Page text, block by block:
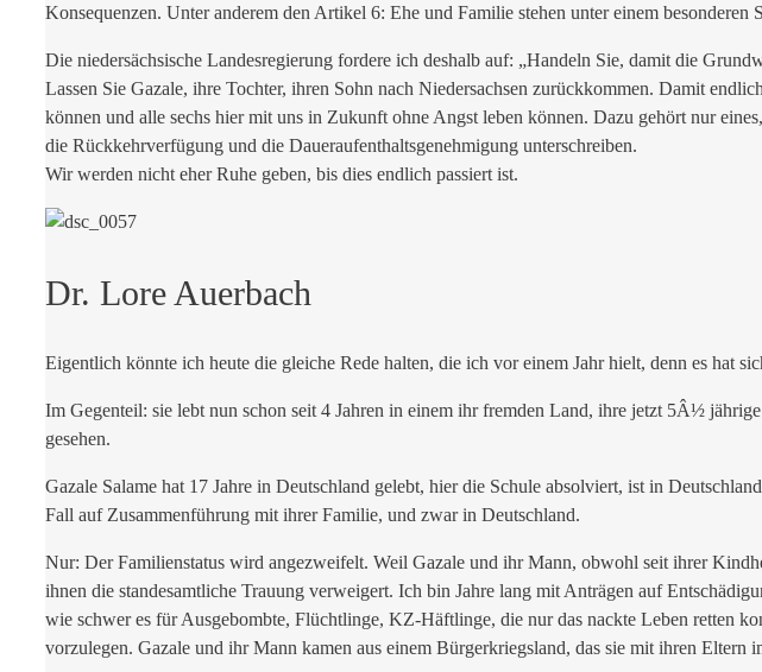
Konsequenzen. Unter anderem den Artikel 6: Ehe und Familie stehen unter einem
Die niedersächsische Landesregierung fordere ich deshalb auf: „Handeln Sie, damit die
Lassen Sie Gazale, ihre Tochter, ihren Sohn nach Niedersachsen zurückkommen. Damit
können und alle sechs hier mit uns in Zukunft ohne Angst leben können. Dazu gehört nur
die Rückkehrverfügung und die Daueraufenthaltsgenehmigung unterschreiben.
Wir werden nicht eher Ruhe geben, bis dies endlich passiert ist.
Dr. Lore Auerbach
Eigentlich könnte ich heute die gleiche Rede halten, die ich vor einem Jahr hielt, denn es hat
Im Gegenteil: sie lebt nun schon seit 4 Jahren in einem ihr fremden Land, ihre jetzt 5Â½
gesehen.
Gazale Salame hat 17 Jahre in Deutschland gelebt, hier die Schule absolviert, ist in
Fall auf Zusammenführung mit ihrer Familie, und zwar in Deutschland.
Nur: Der Familienstatus wird angezweifelt. Weil Gazale und ihr Mann, obwohl seit ihrer
ihnen die standesamtliche Trauung verweigert. Ich bin Jahre lang mit Anträgen auf
wie schwer es für Ausgebombte, Flüchtlinge, KZ-Häftlinge, die nur das nackte Leben retten
vorzulegen. Gazale und ihr Mann kamen aus einem Bürgerkriegsland, das sie mit ihren Eltern